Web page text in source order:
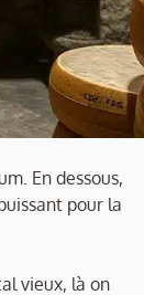
En dessous,
pour la
vieux, là on